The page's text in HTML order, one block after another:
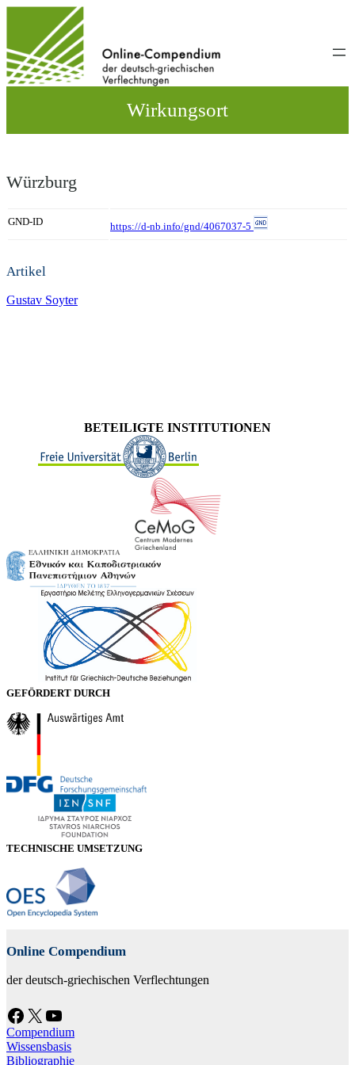
wechseln
Wirkungsort
Würzburg
GND-ID https://d-nb.info/gnd/4067037-5
Artikel
Gustav Soyter
BETEILIGTE INSTITUTIONEN
GEFÖRDERT DURCH
TECHNISCHE UMSETZUNG
Online Compendium
der deutsch-griechischen Verflechtungen
Facebook X YouTube
Compendium
Wissensbasis
Bibliographie